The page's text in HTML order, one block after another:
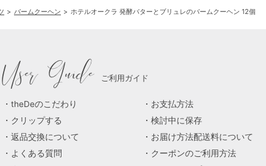
バームクーヘン ホテルオークラ 発酵バターとブリュレのバームクーヘン 12個
User Guide ご利用ガイド
theDeのこだわり
お支払方法
クリップする
検討中に保存
返品交換について
お届け方法配送料について
よくある質問
クーポンのご利用方法